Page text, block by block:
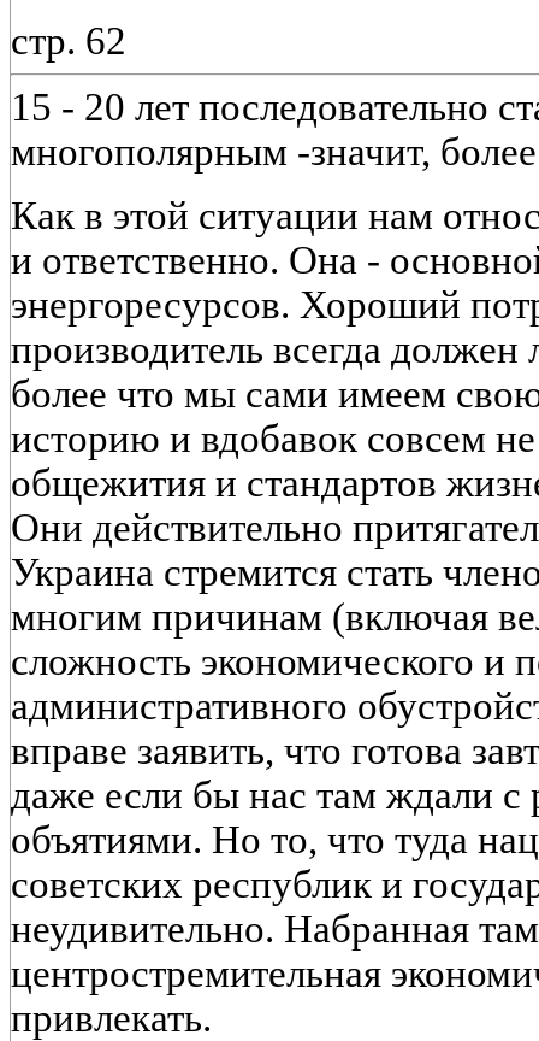
стр. 62
15 - 20 лет последовательно
многополярным -значит,
Как в этой ситуации нам
и ответственно. Она -
энергоресурсов. Хороший
производитель всегда
более что мы сами имеем
историю и вдобавок совсем
общежития и стандартов
Они действительно
Украина стремится стать
многим причинам (включая
сложность экономического и
административного
вправе заявить, что готова
даже если бы нас там ждали с
объятиями. Но то, что туда
советских республик и
неудивительно. Набранная
центростремительная
привлекать.